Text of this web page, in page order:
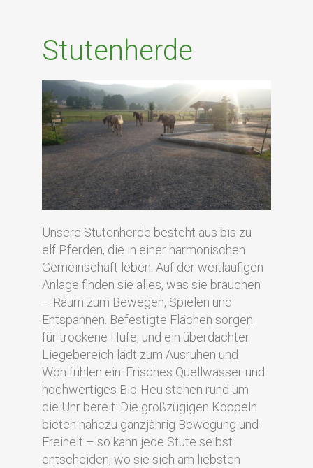
Stutenherde
Unsere Stutenherde besteht aus bis zu
elf Pferden, die in einer harmonischen
Gemeinschaft leben. Auf der weitläufigen
Anlage finden sie alles, was sie brauchen
– Raum zum Bewegen, Spielen und
Entspannen. Befestigte Flächen sorgen
für trockene Hufe, und ein überdachter
Liegebereich lädt zum Ausruhen und
Wohlfühlen ein. Frisches Quellwasser und
hochwertiges Bio-Heu stehen rund um
die Uhr bereit. Die großzügigen Koppeln
bieten nahezu ganzjährig Bewegung und
Freiheit – so kann jede Stute selbst
entscheiden, wo sie sich am liebsten